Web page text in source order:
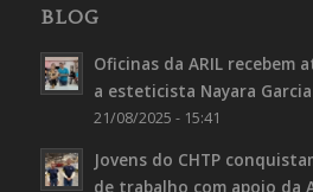
BLOG
Oficinas da ARIL recebem
a esteticista Nayara Garcia
21/08/2025 - 15:41
Jovens do CHTP
de trabalho com apoio da